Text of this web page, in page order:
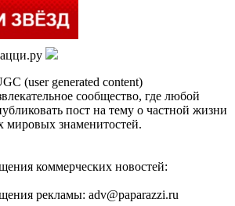
(user generated content)
сообщество, где любой
пост на тему о частной жизни
мировых знаменитостей.
коммерческих новостей:
рекламы: adv@paparazzi.ru